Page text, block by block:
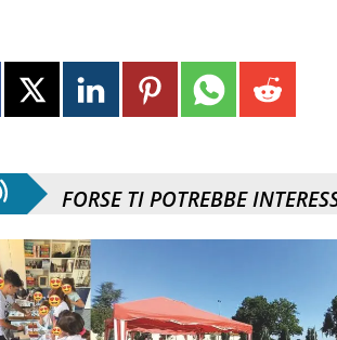
FORSE TI POTREBBE